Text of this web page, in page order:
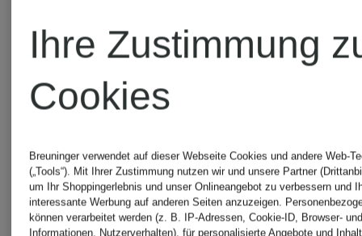
GUCCI
HUGO
Ihre Zustimmung
Cookies
Breuninger verwendet auf dieser Webseite Cookies und andere Web-
(„Tools“). Mit Ihrer Zustimmung nutzen wir und unsere Partner
um Ihr Shoppingerlebnis und unser Onlineangebot zu verbessern und
interessante Werbung auf anderen Seiten anzuzeigen.
können verarbeitet werden (z. B. IP-Adressen, Cookie-ID, Browser-
Informationen, Nutzerverhalten), für personalisierte Angebote und